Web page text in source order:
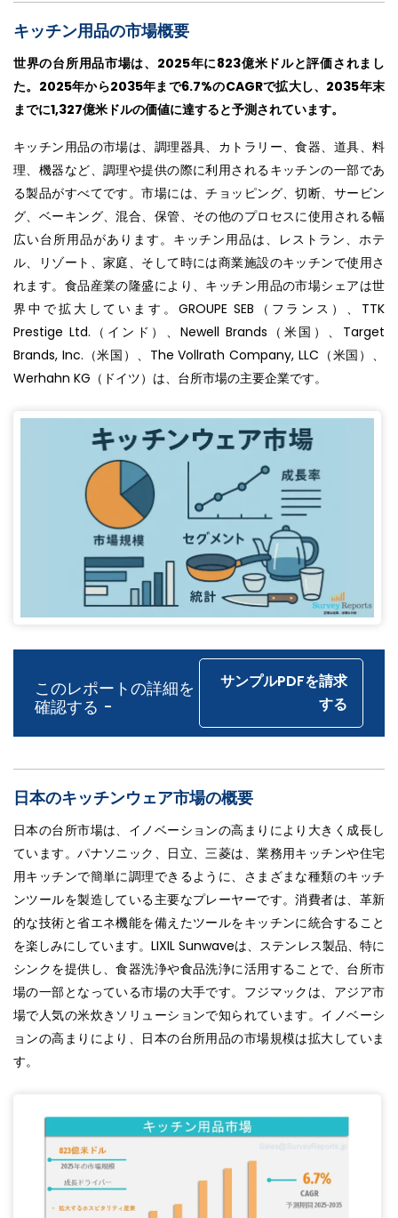
キッチン用品の市場概要
世界の台所用品市場は、2025年に823億米ドルと評価されまし
た。2025年から2035年まで6.7%のCAGRで拡大し、2035年末
までに1,327億米ドルの価値に達すると予測されています。
キッチン用品の市場は、調理器具、カトラリー、食器、道具、料
理、機器など、調理や提供の際に利用されるキッチンの一部であ
る製品がすべてです。市場には、チョッピング、切断、サービン
グ、ベーキング、混合、保管、その他のプロセスに使用される幅
広い台所用品があります。キッチン用品は、レストラン、ホテ
ル、リゾート、家庭、そして時には商業施設のキッチンで使用さ
れます。食品産業の隆盛により、キッチン用品の市場シェアは世
界中で拡大しています。GROUPE SEB（フランス）、TTK
Prestige Ltd.（インド）、Newell Brands（米国）、Target
Brands, Inc.（米国）、The Vollrath Company, LLC（米国）、
Werhahn KG（ドイツ）は、台所市場の主要企業です。
このレポートの詳細を
確認する -
サンプルPDFを請求
する
日本のキッチンウェア市場の概要
日本の台所市場は、イノベーションの高まりにより大きく成長し
ています。パナソニック、日立、三菱は、業務用キッチンや住宅
用キッチンで簡単に調理できるように、さまざまな種類のキッチ
ンツールを製造している主要なプレーヤーです。消費者は、革新
的な技術と省エネ機能を備えたツールをキッチンに統合すること
を楽しみにしています。LIXIL Sunwaveは、ステンレス製品、特に
シンクを提供し、食器洗浄や食品洗浄に活用することで、台所市
場の一部となっている市場の大手です。フジマックは、アジア市
場で人気の米炊きソリューションで知られています。イノベーシ
ョンの高まりにより、日本の台所用品の市場規模は拡大していま
す。